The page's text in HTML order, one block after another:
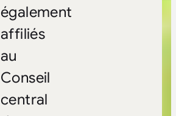
également
affiliés
au
Conseil
central